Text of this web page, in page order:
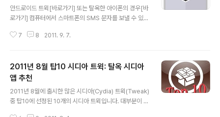
안드로이드 트윅[바로가기] 또는 탈옥한 아이폰의 경우[바
로가기] 컴퓨터에서 스마트폰의 SMS 문자를 보낼 수 있습
때 상당히 편리한데요. 가끔 주변인들에게 장문의 멀티메
메세지를 Gmail로 백업하는 방법에 대해서 소개해드리겠
습니다. SMS문자수신이 가능해야하기 때문에 탈옥하지
않은 순정 아이패드1/아이패드2/아이팟터치3세대/아이팟
터치4세대와 같은 기기들은 지원하지 않습니다.(탈옥한 경
우 PhoneItiPad[바로가기]를 이용하여 3G아이패드를
7 8 2011. 9. 7.
2011년 8월 탑10 시디아 트윅: 탈옥 시디아
앱 추천
2011년 8월에 출시한 많은 시디아(Cydia) 트윅(Tweak)
중 탑10에 선정된 10개의 시디아 트윅입니다. 대부분이 블